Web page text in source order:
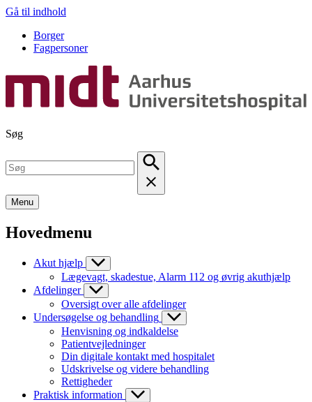
Gå til indhold
Borger
Fagpersoner
Søg
Menu
Hovedmenu
Akut hjælp
Lægevagt, skadestue, Alarm 112 og øvrig akuthjælp
Afdelinger
Oversigt over alle afdelinger
Undersøgelse og behandling
Henvisning og indkaldelse
Patientvejledninger
Din digitale kontakt med hospitalet
Udskrivelse og videre behandling
Rettigheder
Praktisk information